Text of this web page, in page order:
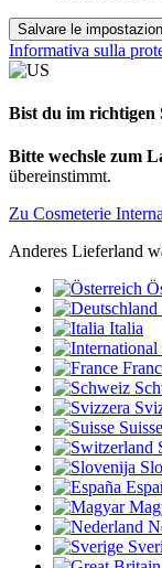
Salvare le
Informativa sulla
Bist du im richtigen
Bitte wechsle zum
übereinstimmt.
Zu Cosmeterie
Anderes Lieferland
Italia
Suisse